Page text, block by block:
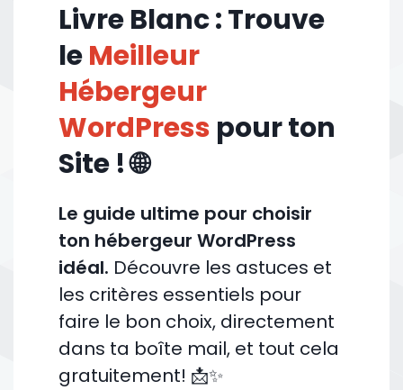
Livre Blanc : Trouve
leMeilleur
Hébergeur
WordPress pour ton
Site ! 🌐
Le guide ultime pour choisir
ton hébergeur WordPress
idéal. Découvre les astuces et
les critères essentiels pour
faire le bon choix, directement
dans ta boîte mail, et tout cela
gratuitement! 📩✨